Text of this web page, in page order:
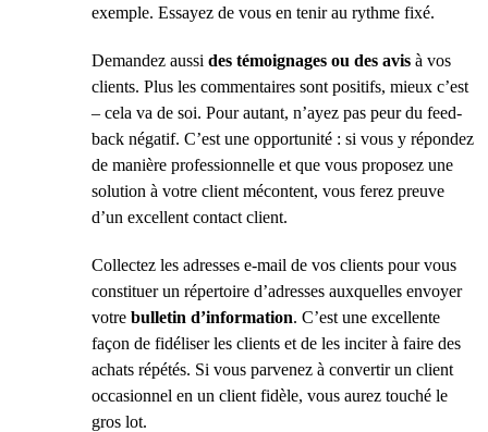
exemple. Essayez de vous en tenir au rythme fixé.
Demandez aussi des témoignages ou des avis à vos
clients. Plus les commentaires sont positifs, mieux c’est
– cela va de soi. Pour autant, n’ayez pas peur du feed-
back négatif. C’est une opportunité : si vous y répondez
de manière professionnelle et que vous proposez une
solution à votre client mécontent, vous ferez preuve
d’un excellent contact client.
Collectez les adresses e-mail de vos clients pour vous
constituer un répertoire d’adresses auxquelles envoyer
votre bulletin d’information. C’est une excellente
façon de fidéliser les clients et de les inciter à faire des
achats répétés. Si vous parvenez à convertir un client
occasionnel en un client fidèle, vous aurez touché le
gros lot.